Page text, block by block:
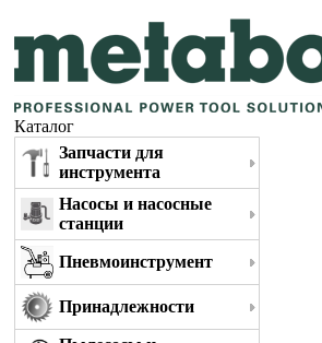
Каталог
Запчасти для
инструмента
Насосы и насосные
станции
Пневмоинструмент
Принадлежности